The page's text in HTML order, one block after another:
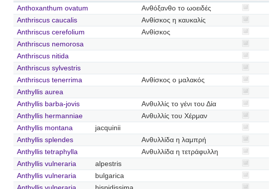
Anthoxanthum ovatum
Ανθόξανθο το ωοειδές
Anthriscus caucalis
Ανθίσκος η καυκαλίς
Anthriscus cerefolium
Ανθίσκος
Anthriscus nemorosa
Anthriscus nitida
Anthriscus sylvestris
Anthriscus tenerrima
Ανθίσκος ο μαλακός
Anthyllis aurea
Anthyllis barba-jovis
Ανθυλλίς το γένι του Δία
Anthyllis hermanniae
Ανθυλλίς του Χέρμαν
Anthyllis montana
jacquinii
Anthyllis splendes
Ανθυλλίδα η λαμπρή
Anthyllis tetraphylla
Ανθυλλίδα η τετράφυλλη
Anthyllis vulneraria
alpestris
Anthyllis vulneraria
bulgarica